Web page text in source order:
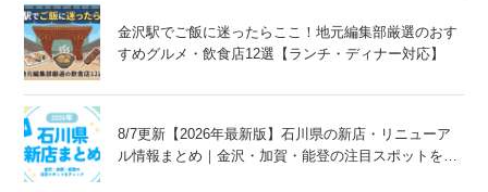
金沢駅でご飯に迷ったらここ！地元編集部厳選のおす
すめグルメ・飲食店12選【ランチ・ディナー対応】
8/7更新【2026年最新版】石川県の新店・リニューア
ル情報まとめ｜金沢・加賀・能登の注目スポットをチ